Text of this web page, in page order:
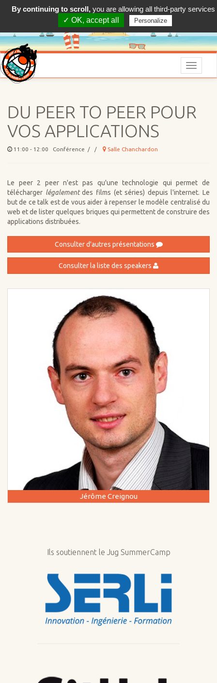
Menu
DU PEER TO PEER POUR
VOS APPLICATIONS
11:00 - 12:00 Conférence / / Salle Chanchardon
Le peer 2 peer n'est pas qu'une technologie qui permet de
télécharger légalementdes films (et séries) depuis l'internet. Le
but de ce talk est de vous aider à repenser le modèle centralisé du
web et de lister quelques briques qui permettent de construire des
applications distribuées.
Consulter d'autres présentations
Consulter la liste des speakers
Jérôme Creignou
Ils soutiennent le Jug SummerCamp
By continuing to scroll, you are allowing all third-party services
✓ OK, accept all
Personalize